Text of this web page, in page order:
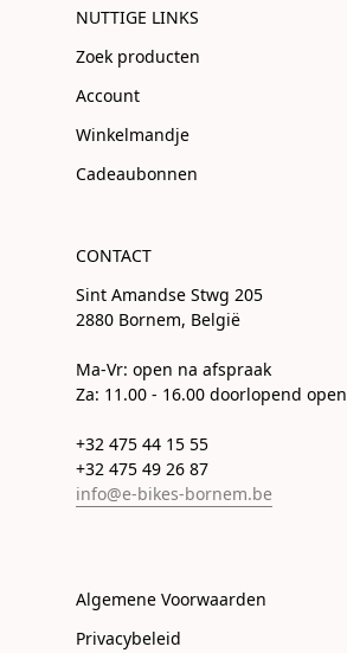
NUTTIGE LINKS
Zoek producten
Account
Winkelmandje
Cadeaubonnen
CONTACT
Sint Amandse Stwg 205
2880 Bornem, België
Ma-Vr: open na afspraak
Za: 11.00 - 16.00 doorlopend open
+32 475 44 15 55
+32 475 49 26 87
info@e-bikes-bornem.be
Algemene Voorwaarden
Privacybeleid